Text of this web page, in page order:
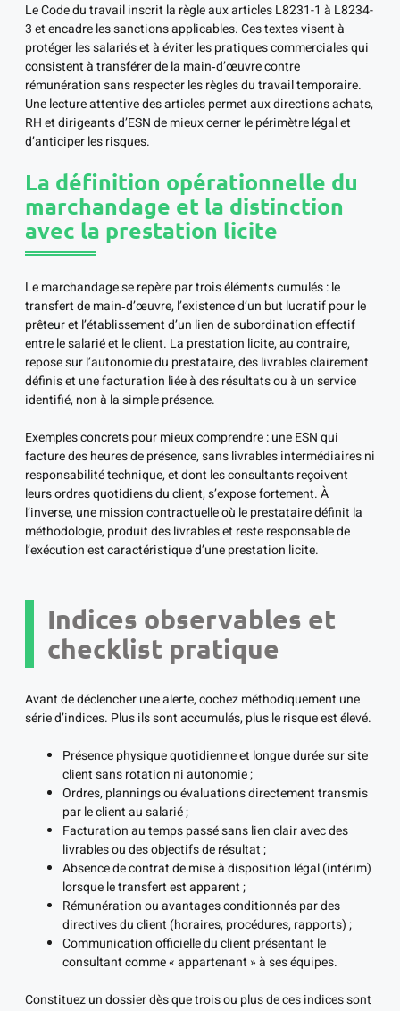
Le Code du travail inscrit la règle aux articles L8231-1 à L8234-
3 et encadre les sanctions applicables. Ces textes visent à
protéger les salariés et à éviter les pratiques commerciales qui
consistent à transférer de la main‑d’œuvre contre
rémunération sans respecter les règles du travail temporaire.
Une lecture attentive des articles permet aux directions achats,
RH et dirigeants d’ESN de mieux cerner le périmètre légal et
d’anticiper les risques.
La définition opérationnelle du
marchandage et la distinction
avec la prestation licite
Le marchandage se repère par trois éléments cumulés : le
transfert de main‑d’œuvre, l’existence d’un but lucratif pour le
prêteur et l’établissement d’un lien de subordination effectif
entre le salarié et le client. La prestation licite, au contraire,
repose sur l’autonomie du prestataire, des livrables clairement
définis et une facturation liée à des résultats ou à un service
identifié, non à la simple présence.
Exemples concrets pour mieux comprendre : une ESN qui
facture des heures de présence, sans livrables intermédiaires ni
responsabilité technique, et dont les consultants reçoivent
leurs ordres quotidiens du client, s’expose fortement. À
l’inverse, une mission contractuelle où le prestataire définit la
méthodologie, produit des livrables et reste responsable de
l’exécution est caractéristique d’une prestation licite.
Indices observables et
checklist pratique
Avant de déclencher une alerte, cochez méthodiquement une
série d’indices. Plus ils sont accumulés, plus le risque est élevé.
Présence physique quotidienne et longue durée sur site
client sans rotation ni autonomie ;
Ordres, plannings ou évaluations directement transmis
par le client au salarié ;
Facturation au temps passé sans lien clair avec des
livrables ou des objectifs de résultat ;
Absence de contrat de mise à disposition légal (intérim)
lorsque le transfert est apparent ;
Rémunération ou avantages conditionnés par des
directives du client (horaires, procédures, rapports) ;
Communication officielle du client présentant le
consultant comme « appartenant » à ses équipes.
Constituez un dossier dès que trois ou plus de ces indices sont